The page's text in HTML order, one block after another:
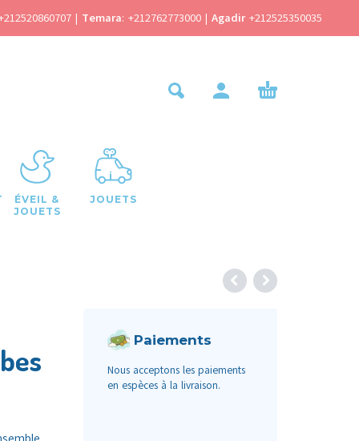
| Temara: +212762773000 | Agadir +212525350035
ÉVEIL &
JOUETS
JOUETS
Paiements
Nous acceptons les paiements
en espèces à la livraison.